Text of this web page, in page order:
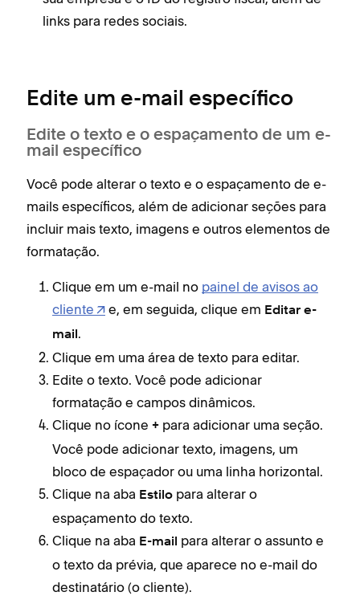
links para redes sociais.
Edite um e-mail específico
Edite o texto e o espaçamento de um e-
mail específico
Você pode alterar o texto e o espaçamento de e-
mails específicos, além de adicionar seções para
incluir mais texto, imagens e outros elementos de
formatação.
Clique em um e-mail no painel de avisos ao
cliente
e, em seguida, clique em Editar e-
mail .
Clique em uma área de texto para editar.
Edite o texto. Você pode adicionar
formatação e campos dinâmicos.
Clique no ícone + para adicionar uma seção.
Você pode adicionar texto, imagens, um
bloco de espaçador ou uma linha horizontal.
Clique na aba Estilo para alterar o
espaçamento do texto.
Clique na aba E-mail
para alterar o assunto e
o texto da prévia, que aparece no e-mail do
destinatário (o cliente).